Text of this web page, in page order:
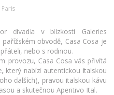
Paris
divadla v blízkosti Galeries
obvodě, Casa Cosa je
nebo s rodinou.
provozu, Casa Cosa vás přivítá
který nabízí autentickou italskou
dalších), pravou italskou kávu
a skutečnou Aperitivo Ital.